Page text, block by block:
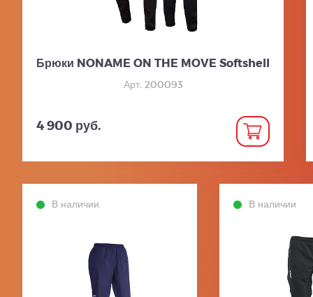
Брюки NONAME ON THE MOVE Softshell
Арт. 200093
4 900 руб.
В наличии В наличии